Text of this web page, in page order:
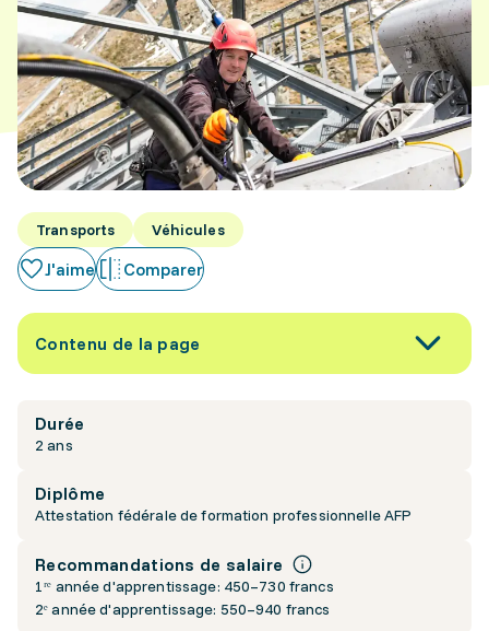
Transports Véhicules
J'aime Comparer
Contenu de la page
Durée
2 ans
Diplôme
Attestation fédérale de formation professionnelle AFP
Recommandations de salaire
1ʳᵉ année d'apprentissage: 450–730 francs
2ᵉ année d'apprentissage: 550–940 francs